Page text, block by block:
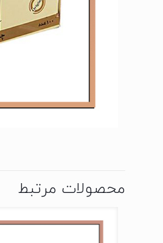
محصولات مرتبط